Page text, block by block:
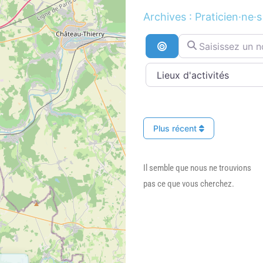
Archives : Praticien·ne·s
Recherche par
Saisissez un nom ...
Plus récent
Il semble que nous ne trouvions
pas ce que vous cherchez.